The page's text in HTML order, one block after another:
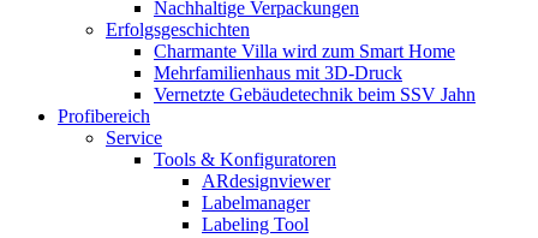
Nachhaltige Verpackungen
Erfolgsgeschichten
Charmante Villa wird zum Smart Home
Mehrfamilienhaus mit 3D-Druck
Vernetzte Gebäudetechnik beim SSV Jahn
Profibereich
Service
Tools & Konfiguratoren
ARdesignviewer
Labelmanager
Labeling Tool